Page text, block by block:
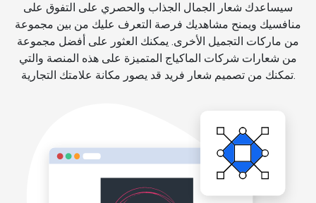
سيساعدك شعار الجمال الجذاب والحصري على التفوق على
منافسيك ويمنح مشاهديك فرصة التعرف عليك من بين مجموعة
من ماركات التجميل الأخرى. يمكنك العثور على أفضل مجموعة
من شعارات شركات الماكياج المتميزة على هذه المنصة والتي
تمكنك من تصميم شعار فريد قد يصور مكانة علامتك التجارية.